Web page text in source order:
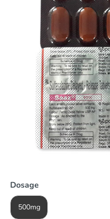
Dosage
500mg